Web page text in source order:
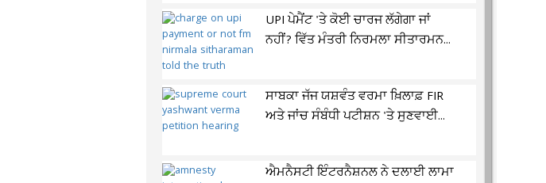
UPI ਪੇਮੈਂਟ 'ਤੇ ਕੋਈ ਚਾਰਜ ਲੱਗੇਗਾ ਜਾਂ
ਨਹੀਂ? ਵਿੱਤ ਮੰਤਰੀ ਨਿਰਮਲਾ ਸੀਤਾਰਮਨ...
ਸਾਬਕਾ ਜੱਜ ਯਸ਼ਵੰਤ ਵਰਮਾ ਖ਼ਿਲਾਫ਼ FIR
ਅਤੇ ਜਾਂਚ ਸੰਬੰਧੀ ਪਟੀਸ਼ਨ 'ਤੇ ਸੁਣਵਾਈ...
ਐਮਨੈਸਟੀ ਇੰਟਰਨੈਸ਼ਨਲ ਨੇ ਦਲਾਈ ਲਾਮਾ